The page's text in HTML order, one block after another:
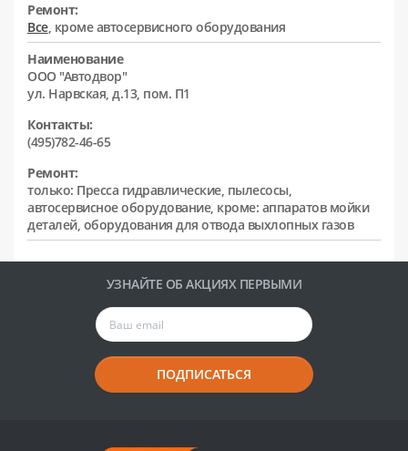
Ремонт:
Все, кроме автосервисного оборудования
Наименование
ООО "Автодвор"
ул. Нарвская, д.13, пом. П1
Контакты:
(495)782-46-65
Ремонт:
только: Пресса гидравлические, пылесосы,
автосервисное оборудование, кроме: аппаратов мойки
деталей, оборудования для отвода выхлопных газов
УЗНАЙТЕ ОБ АКЦИЯХ ПЕРВЫМИ
ПОДПИСАТЬСЯ